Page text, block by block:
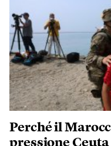
Perché il
pressione Ceuta